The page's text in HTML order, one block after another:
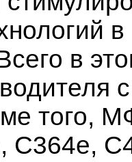
в
того,
C364e,